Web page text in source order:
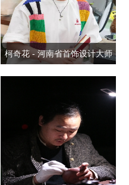
柯奇花 - 河南省首饰设计大师